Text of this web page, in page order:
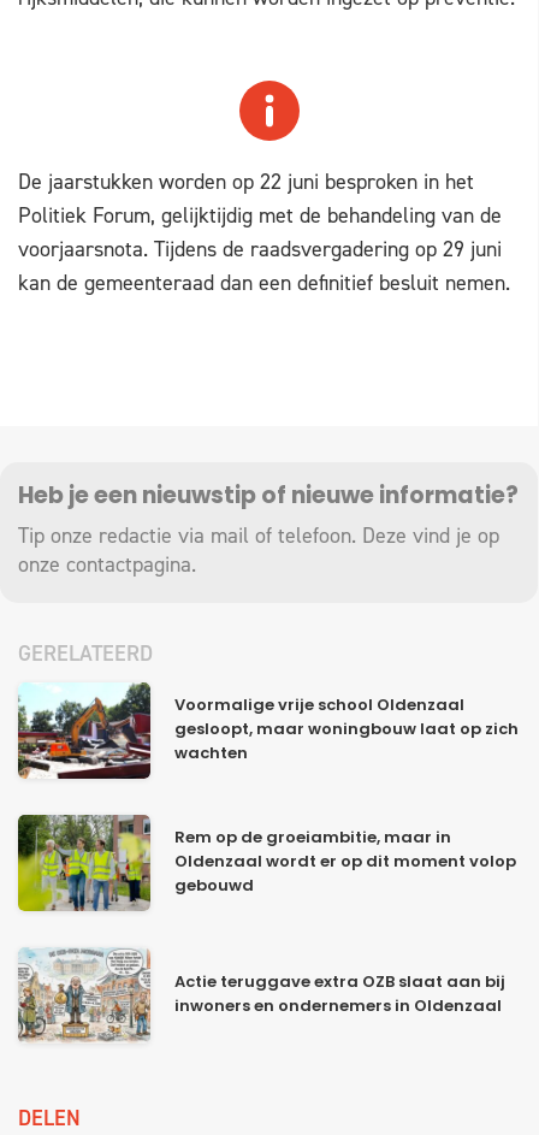
De jaarstukken worden op 22 juni besproken in het
Politiek Forum, gelijktijdig met de behandeling van de
voorjaarsnota. Tijdens de raadsvergadering op 29 juni
kan de gemeenteraad dan een definitief besluit nemen.
Heb je een nieuwstip of nieuwe informatie?
Tip onze redactie via mail of telefoon. Deze vind je op
onze contactpagina.
GERELATEERD
Voormalige vrije school Oldenzaal
gesloopt, maar woningbouw laat op zich
wachten
Rem op de groeiambitie, maar in
Oldenzaal wordt er op dit moment volop
gebouwd
Actie teruggave extra OZB slaat aan bij
inwoners en ondernemers in Oldenzaal
DELEN